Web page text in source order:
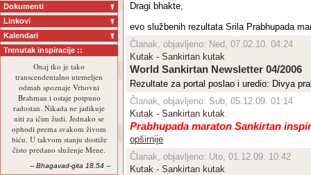
Dokumenti
Linkovi
Kalendari
Trenutak inspiracije ::
Onaj tko je tako
transcendentalno utemeljen
odmah spoznaje Vrhovni
Brahman i ostaje potpuno
radostan. Nikada ne jadikuje
niti za ičim žudi. Jednako se
ophodi prema svakom živom
biću. U takvom stanju dostiže
čisto predano služenje Mene.
-- Bhagavad-gita 18.54 --
Dragi bhakte,
evo službenih rezultata Srila Prabhupada
Članak, objavljeno: Ned, 07.02.10. 04:24
Kutak - Sankirtan kutak
World Sankirtan Newsletter 04/2006
Rezultate za portal poslao i uredio: Divya
Članak, objavljeno: Sub, 05.12.09. 01:14
Kutak - Sankirtan kutak
Prabhupada maraton Sankirtan
opširnije
Članak, objavljeno: Uto, 01.12.09. 10:42
Kutak - Sankirtan kutak